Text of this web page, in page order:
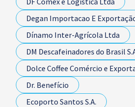
Degan Importacao E
Dínamo Inter-Agrícola Ltda
DM Descafeinadores do Brasil
Dolce Coffee Comércio e
Dr. Benefício
Ecoporto Santos S.A.